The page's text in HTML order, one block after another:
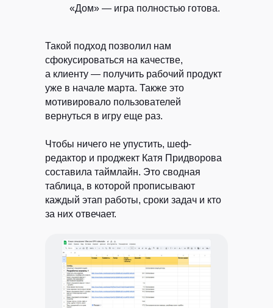
«Дом» — игра полностью готова.
Такой подход позволил нам
сфокусироваться на качестве,
а клиенту — получить рабочий продукт
уже в начале марта. Также это
мотивировало пользователей
вернуться в игру еще раз.
Чтобы ничего не упустить, шеф-
редактор и проджект Катя Придворова
составила таймлайн. Это сводная
таблица, в которой прописывают
каждый этап работы, сроки задач и кто
за них отвечает.